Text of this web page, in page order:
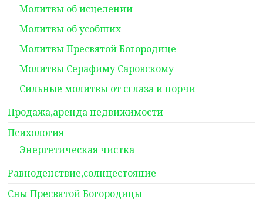
Молитвы об исцелении
Молитвы об усобших
Молитвы Пресвятой Богородице
Молитвы Серафиму Саровскому
Сильные молитвы от сглаза и порчи
Продажа,аренда недвижимости
Психология
Энергетическая чистка
Равноденствие,солнцестояние
Сны Пресвятой Богородицы